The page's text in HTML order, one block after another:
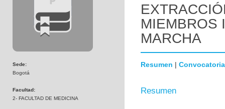
Sede:
Bogotá
Facultad:
2- FACULTAD DE MEDICINA
MIEMBROS
MARCHA
Resumen | Convocatoria
Resumen